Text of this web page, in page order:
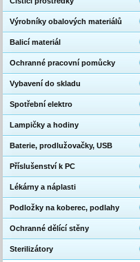
Výrobníky obalových materiálů
Balicí materiál
Ochranné pracovní pomůcky
Vybavení do skladu
Spotřební elektro
Lampičky a hodiny
Baterie, prodlužovačky, USB
Příslušenství k PC
Lékárny a náplasti
Podložky na koberec, podlahy
Ochranné dělící stěny
Sterilizátory